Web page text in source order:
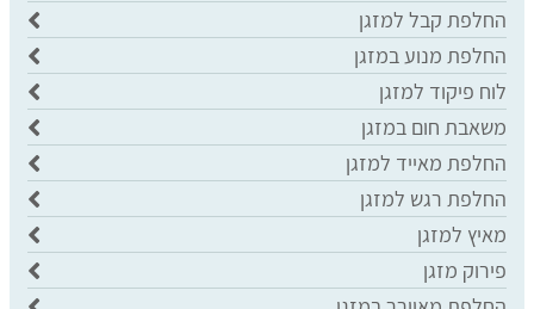
החלפת קבל למזגן
החלפת מנוע במזגן
לוח פיקוד למזגן
משאבת חום במזגן
החלפת מאייד למזגן
החלפת רגש למזגן
מאיץ למזגן
פירוק מזגן